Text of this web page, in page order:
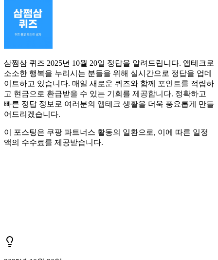
삼쩜삼 퀴즈 2025년 10월 20일 정답을 알려드립니다. 앱테크로
소소한 행복을 누리시는 분들을 위해 실시간으로 정답을 업데
이트하고 있습니다. 매일 새로운 퀴즈와 함께 포인트를 적립하
고 현금으로 환급받을 수 있는 기회를 제공합니다. 정확하고
빠른 정답 정보로 여러분의 앱테크 생활을 더욱 풍요롭게 만들
어드리겠습니다.
이 포스팅은 쿠팡 파트너스 활동의 일환으로, 이에 따른 일정
액의 수수료를 제공받습니다.